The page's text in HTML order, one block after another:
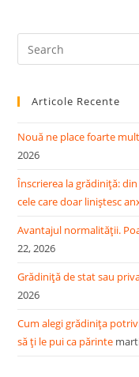
Articole Recente
Nouă ne place foarte
2026
Înscrierea la grădiniță:
cele care doar liniștesc
Avantajul normalității.
22, 2026
Grădiniță de stat sau
2026
Cum alegi grădinița
să ți le pui ca părinte